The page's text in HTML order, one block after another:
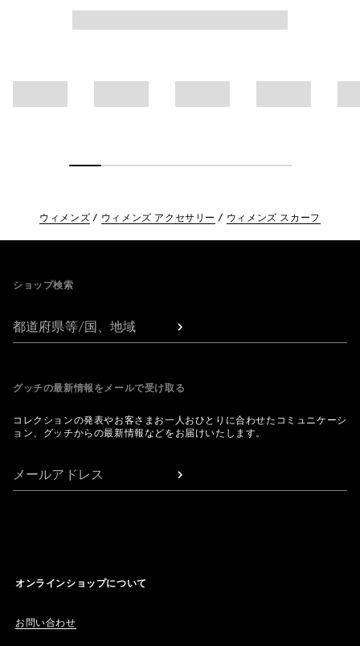
ウィメンズ ウィメンズ アクセサリー ウィメンズ スカーフ
ショップ検索
都道府県等/国、地域
グッチの最新情報をメールで受け取る
コレクションの発表やお客さまお一人おひとりに合わせたコミュニケーシ
ョン、グッチからの最新情報などをお届けいたします。
メールアドレス
オンラインショップについて
お問い合わせ